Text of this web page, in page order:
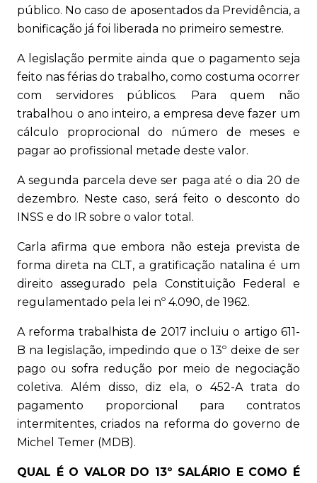
público. No caso de aposentados da Previdência, a
bonificação já foi liberada no primeiro semestre.
A legislação permite ainda que o pagamento seja
feito nas férias do trabalho, como costuma ocorrer
com servidores públicos. Para quem não
trabalhou o ano inteiro, a empresa deve fazer um
cálculo proprocional do número de meses e
pagar ao profissional metade deste valor.
A segunda parcela deve ser paga até o dia 20 de
dezembro. Neste caso, será feito o desconto do
INSS e do IR sobre o valor total.
Carla afirma que embora não esteja prevista de
forma direta na CLT, a gratificação natalina é um
direito assegurado pela Constituição Federal e
regulamentado pela lei nº 4.090, de 1962.
A reforma trabalhista de 2017 incluiu o artigo 611-
B na legislação, impedindo que o 13º deixe de ser
pago ou sofra redução por meio de negociação
coletiva. Além disso, diz ela, o 452-A trata do
pagamento proporcional para contratos
intermitentes, criados na reforma do governo de
Michel Temer (MDB).
QUAL É O VALOR DO 13º SALÁRIO E COMO É